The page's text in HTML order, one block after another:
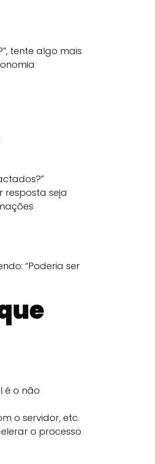
tente algo mais
resposta seja
“Poderia ser
é o não
o servidor, etc.
o processo